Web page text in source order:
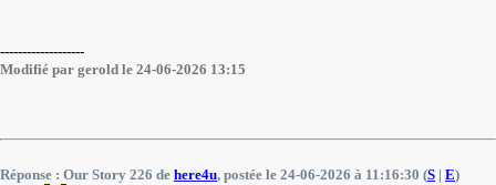
-------------------
Modifié par gerold le 24-06-2026 13:15
Réponse : Our Story 226 de here4u, postée le 24-06-2026 à 11:16:30 (S | E)